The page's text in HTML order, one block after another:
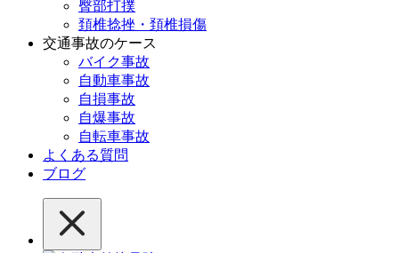
臀部打撲
頚椎捻挫・頚椎損傷
交通事故のケース
バイク事故
自動車事故
自損事故
自爆事故
自転車事故
よくある質問
ブログ